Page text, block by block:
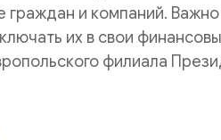
и компаний. Важно
их в свои
филиала